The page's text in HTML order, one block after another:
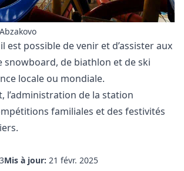
est possible de venir et d’assister aux
snowboard, de biathlon et de ski
locale ou mondiale.
l’administration de la station
familiales et des festivités
Mis à jour: 21 févr. 2025